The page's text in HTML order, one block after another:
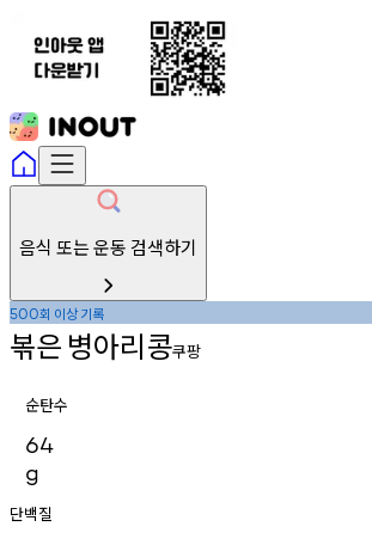
음식 또는 운동 검색하기
500회 이상기록
볶은 병아리콩쿠팡
순탄수
64
g
단백질